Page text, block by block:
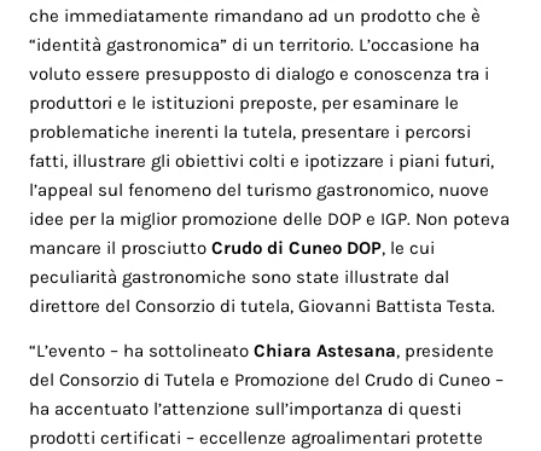
che immediatamente rimandano ad un prodotto che è
“identità gastronomica” di un territorio. L’occasione ha
voluto essere presupposto di dialogo e conoscenza tra i
produttori e le istituzioni preposte, per esaminare le
problematiche inerenti la tutela, presentare i percorsi
fatti, illustrare gli obiettivi colti e ipotizzare i piani futuri,
l’appeal sul fenomeno del turismo gastronomico, nuove
idee per la miglior promozione delle DOP e IGP. Non poteva
mancare il prosciuttoCrudo di Cuneo DOP, le cui
peculiarità gastronomiche sono state illustrate dal
direttore del Consorzio di tutela, Giovanni Battista Testa.
“L’evento – ha sottolineatoChiara Astesana, presidente
del Consorzio di Tutela e Promozione del Crudo di Cuneo –
ha accentuato l’attenzione sull’importanza di questi
prodotti certificati – eccellenze agroalimentari protette